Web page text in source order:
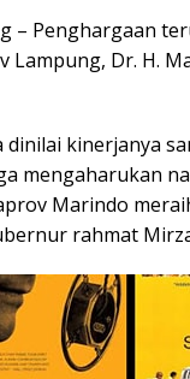
– Penghargaan
Lampung, Dr. H.
kinerjanya
mengaharukan
Marindo
rahmat